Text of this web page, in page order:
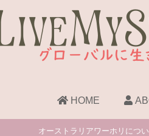
HOME
オーストラリアワーホリにつ